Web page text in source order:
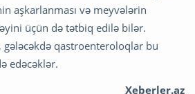
aşkarlanması və meyvələrin
üçün də tətbiq edilə bilər.
gələcəkdə qastroenteroloqlar bu
edəcəklər.
Xeberler.az